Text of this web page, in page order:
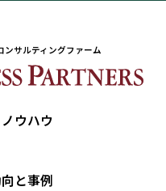
ンサルティングファーム
ウハウ
と事例